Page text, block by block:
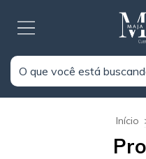
Início